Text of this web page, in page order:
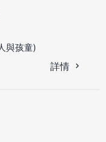
與孩童)
詳情